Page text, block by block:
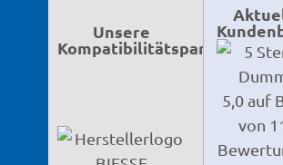
Unsere
Kompatibilitätspartner
5,0 auf
von